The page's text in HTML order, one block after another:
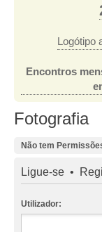
Encontros
Fotografia
Não tem
Ligue-se •
Utilizador: